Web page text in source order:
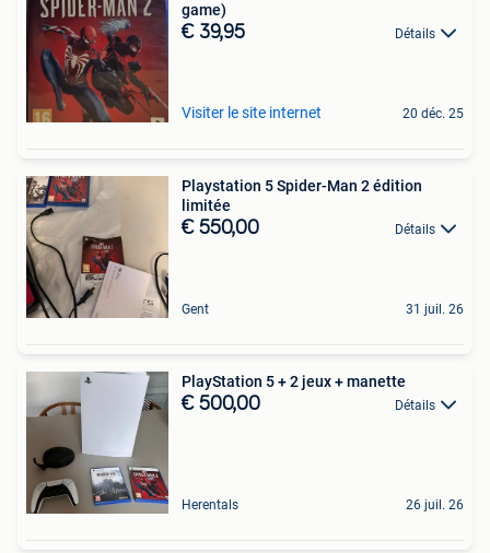
game)
€ 39,95 Détails
Visiter le site internet 20 déc. 25
Playstation 5 Spider-Man 2 édition
limitée
€ 550,00 Détails
Gent 31 juil. 26
PlayStation 5 + 2 jeux + manette
€ 500,00 Détails
Herentals 26 juil. 26